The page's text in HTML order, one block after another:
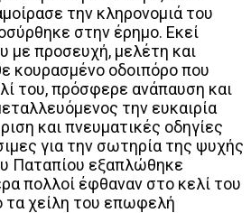
την κληρονομιά του
στην έρημο. Εκεί
με προσευχή, μελέτη και
κουρασμένο οδοιπόρο που
του, πρόσφερε ανάπαυση και
την ευκαιρία
και πνευματικές οδηγίες
για την σωτηρία της ψυχής
Παταπίου εξαπλώθηκε
πολλοί έφθαναν στο κελί του
τα χείλη του επωφελή